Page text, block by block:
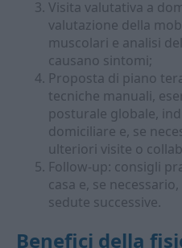
Visita valutativa a
valutazione della
muscolari e analisi
causano sintomi;
Proposta di piano
tecniche manuali,
posturale globale,
domiciliare e, se
ulteriori visite o
Follow-up: consigli
casa e, se
sedute successive.
Benefici della